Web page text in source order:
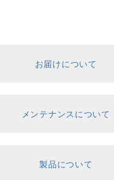
お届けについて
メンテナンスについて
製品について